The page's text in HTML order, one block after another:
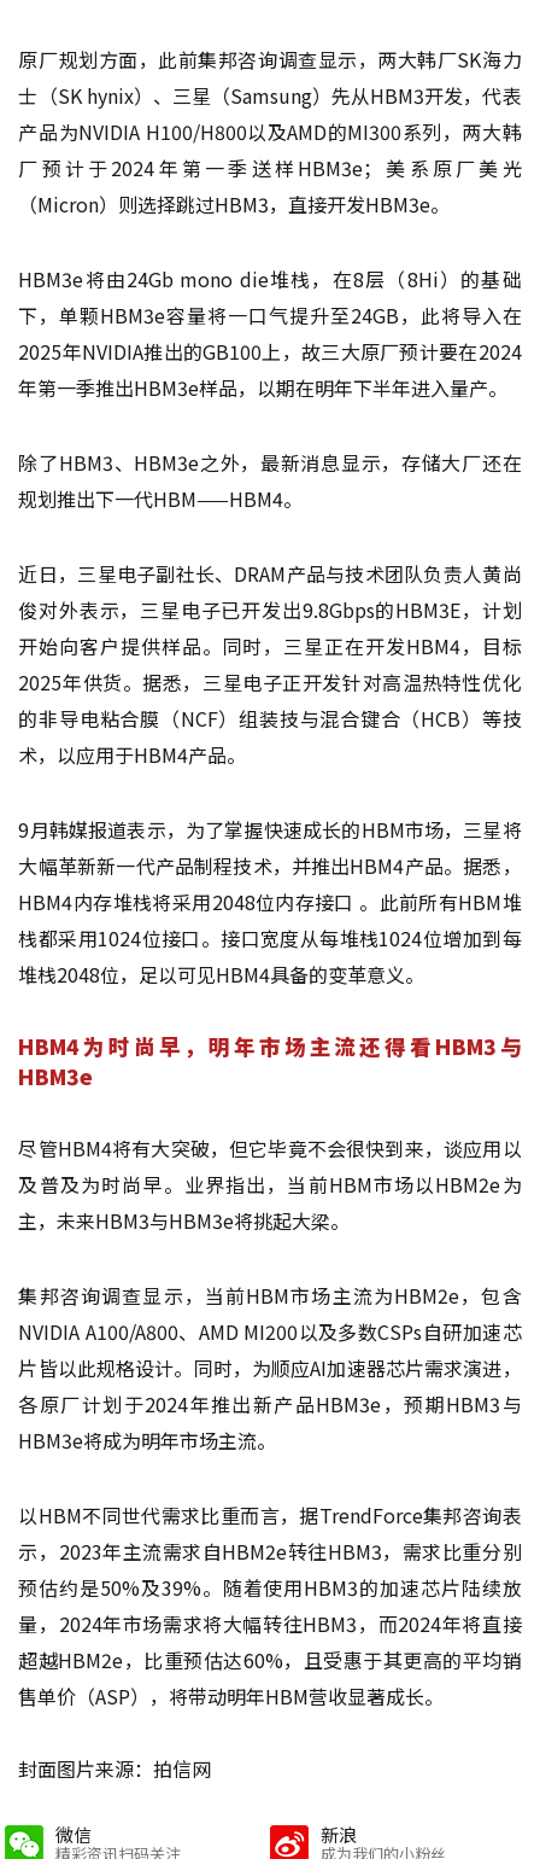
原厂规划方面，此前集邦咨询调查显示，两大韩厂SK海力
士（SK hynix）、三星（Samsung）先从HBM3开发，代表
产品为NVIDIA H100/H800以及AMD的MI300系列，两大韩
厂预计于2024年第一季送样HBM3e；美系原厂美光
（Micron）则选择跳过HBM3，直接开发HBM3e。
HBM3e将由24Gb mono die堆栈，在8层（8Hi）的基础
下，单颗HBM3e容量将一口气提升至24GB，此将导入在
2025年NVIDIA推出的GB100上，故三大原厂预计要在2024
年第一季推出HBM3e样品，以期在明年下半年进入量产。
除了HBM3、HBM3e之外，最新消息显示，存储大厂还在
规划推出下一代HBM——HBM4。
近日，三星电子副社长、DRAM产品与技术团队负责人黄尚
俊对外表示，三星电子已开发出9.8Gbps的HBM3E，计划
开始向客户提供样品。同时，三星正在开发HBM4，目标
2025年供货。据悉，三星电子正开发针对高温热特性优化
的非导电粘合膜（NCF）组装技与混合键合（HCB）等技
术，以应用于HBM4产品。
9月韩媒报道表示，为了掌握快速成长的HBM市场，三星将
大幅革新新一代产品制程技术，并推出HBM4产品。据悉，
HBM4内存堆栈将采用2048位内存接口 。此前所有HBM堆
栈都采用1024位接口。接口宽度从每堆栈1024位增加到每
堆栈2048位，足以可见HBM4具备的变革意义。
HBM4为时尚早，明年市场主流还得看HBM3与
HBM3e
尽管HBM4将有大突破，但它毕竟不会很快到来，谈应用以
及普及为时尚早。业界指出，当前HBM市场以HBM2e为
主，未来HBM3与HBM3e将挑起大梁。
集邦咨询调查显示，当前HBM市场主流为HBM2e，包含
NVIDIA A100/A800、AMD MI200以及多数CSPs自研加速芯
片皆以此规格设计。同时，为顺应AI加速器芯片需求演进，
各原厂计划于2024年推出新产品HBM3e，预期HBM3与
HBM3e将成为明年市场主流。
以HBM不同世代需求比重而言，据TrendForce集邦咨询表
示，2023年主流需求自HBM2e转往HBM3，需求比重分别
预估约是50%及39%。随着使用HBM3的加速芯片陆续放
量，2024年市场需求将大幅转往HBM3，而2024年将直接
超越HBM2e，比重预估达60%，且受惠于其更高的平均销
售单价（ASP），将带动明年HBM营收显著成长。
封面图片来源：拍信网
微信
精彩资讯扫码关注
新浪
成为我们的小粉丝